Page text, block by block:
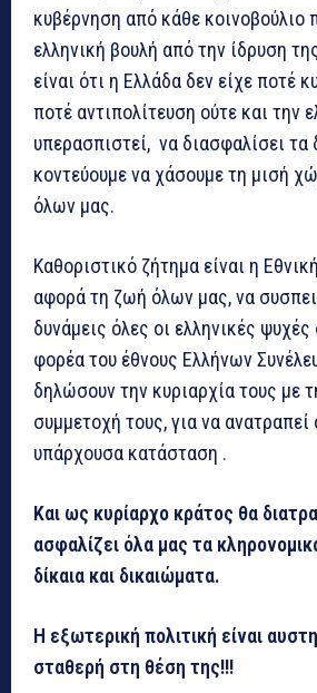
κυβέρνηση από κάθε κοινοβούλιο
ελληνική βουλή από την ίδρυση
είναι ότι η Ελλάδα δεν είχε ποτέ
ποτέ αντιπολίτευση ούτε και την
υπερασπιστεί, να διασφαλίσει τα
κοντεύουμε να χάσουμε τη μισή
όλων μας.
Καθοριστικό ζήτημα είναι η
αφορά τη ζωή όλων μας, να
δυνάμεις όλες οι ελληνικές ψυχές
φορέα του έθνους Ελλήνων
δηλώσουν την κυριαρχία τους με
συμμετοχή τους, για να ανατραπεί
υπάρχουσα κατάσταση .
Και ως κυρίαρχο κράτος θα
ασφαλίζει όλα μας τα
δίκαια και δικαιώματα.
Η εξωτερική πολιτική είναι
σταθερή στη θέση της!!!